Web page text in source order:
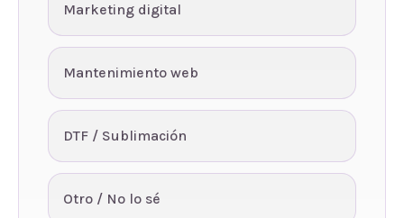
Marketing digital
Mantenimiento web
DTF / Sublimación
Otro / No lo sé